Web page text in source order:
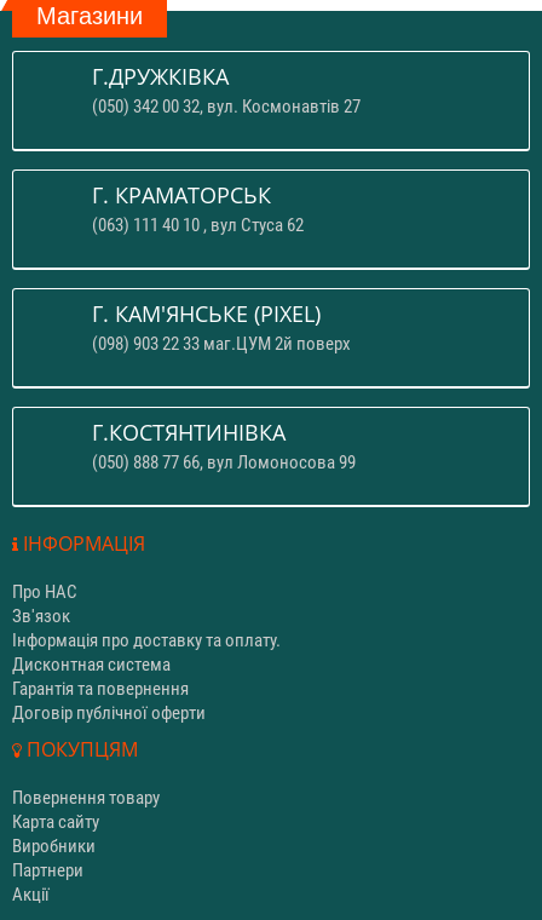
Магазини
Г.ДРУЖКІВКА
(050) 342 00 32, вул. Космонавтів 27
Г. КРАМАТОРСЬК
(063) 111 40 10 , вул Стуса 62
Г. КАМ'ЯНСЬКЕ (PIXEL)
(098) 903 22 33 маг.ЦУМ 2й поверх
Г.КОСТЯНТИНІВКА
(050) 888 77 66, вул Ломоносова 99
ІНФОРМАЦІЯ
Про НАС
Зв'язок
Інформація про доставку та оплату.
Дисконтная система
Гарантія та повернення
Договір публічної оферти
ПОКУПЦЯМ
Повернення товару
Карта сайту
Виробники
Партнери
Акції